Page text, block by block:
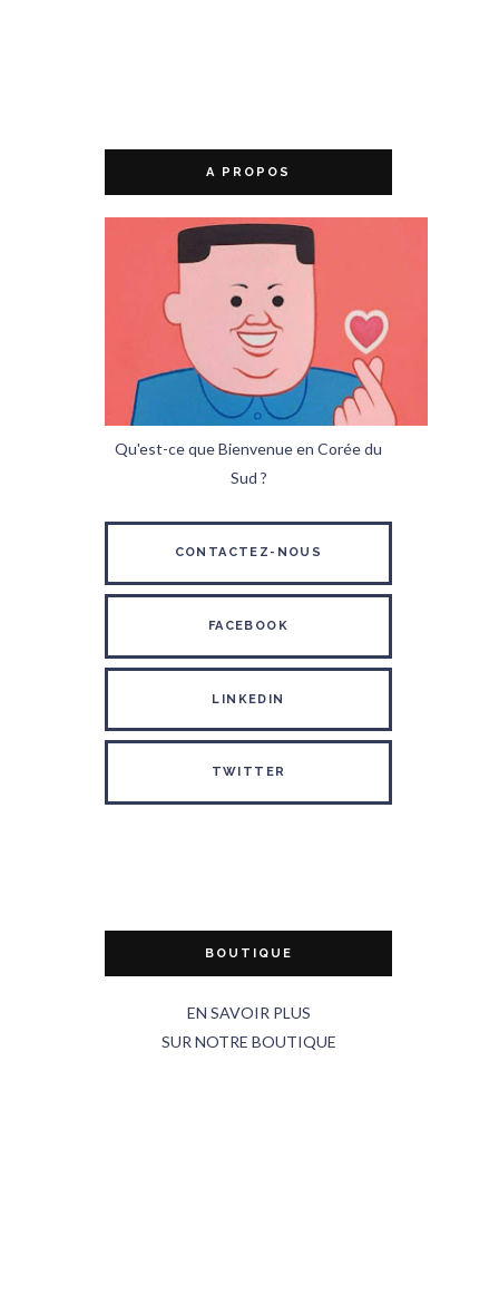
A PROPOS
Qu'est-ce que Bienvenue en Corée du
Sud ?
CONTACTEZ-NOUS
FACEBOOK
LINKEDIN
TWITTER
BOUTIQUE
EN SAVOIR PLUS
SUR NOTRE BOUTIQUE